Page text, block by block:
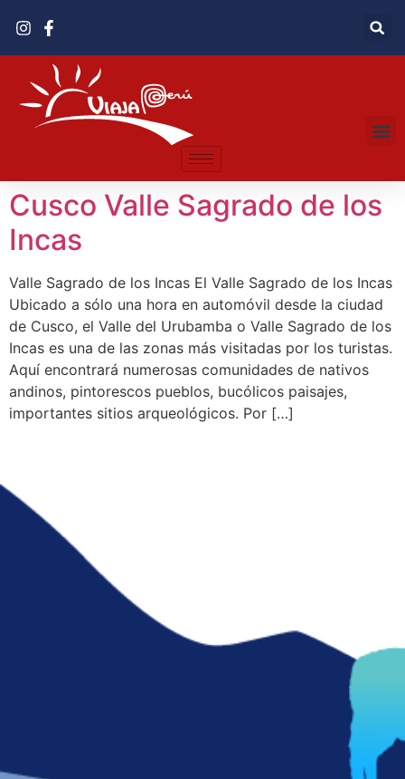
Cusco Valle Sagrado de los
Incas
Valle Sagrado de los Incas El Valle Sagrado de los Incas
Ubicado a sólo una hora en automóvil desde la ciudad
de Cusco, el Valle del Urubamba o Valle Sagrado de los
Incas es una de las zonas más visitadas por los turistas.
Aquí encontrará numerosas comunidades de nativos
andinos, pintorescos pueblos, bucólicos paisajes,
importantes sitios arqueológicos. Por […]